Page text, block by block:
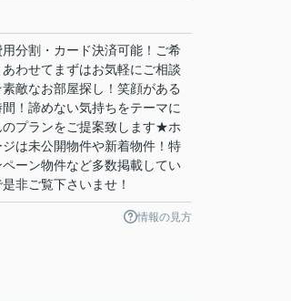
分割・カード決済可能！ご希
わせてまずはお気軽にご相談
敵なお部屋探し！笑顔がある
！諦めない気持ちをテーマに
のプランをご提案致します★ホ
ジは未公開物件や新着物件！特
ペーン物件など多数掲載してい
非ご覧下さいませ！
情報の見方